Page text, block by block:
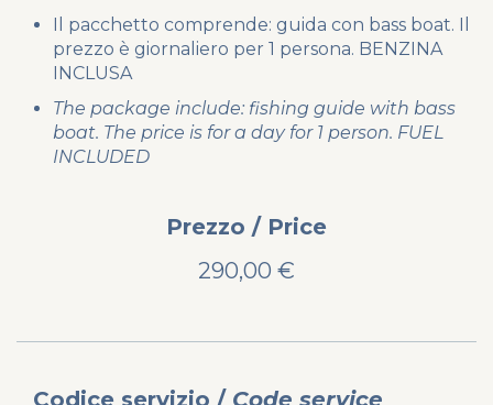
Il pacchetto comprende: guida con bass boat. Il
prezzo è giornaliero per 1 persona. BENZINA
INCLUSA
The package include: fishing guide with bass
boat. The price is for a day for 1 person. FUEL
INCLUDED
Prezzo / Price
290,00 €